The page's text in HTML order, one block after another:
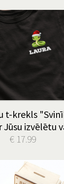
t-krekls
Jūsu izvēlētu
€ 17.99